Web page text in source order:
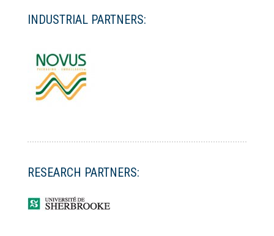
INDUSTRIAL PARTNERS:
RESEARCH PARTNERS: